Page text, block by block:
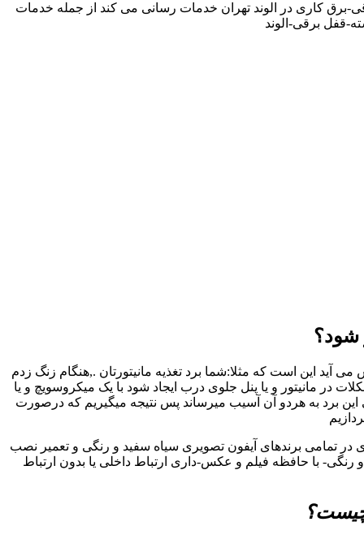
برق کاری در الوند تهران خدمات رسانی می کند از جمله خدمات
قفل برقی-الوند
شود؟
این است که مثلا:شما برد تغذیه مانیتورتان .,هنگام زنگ زدم
مانیتور و یا پنل جلوی درب ایجاد شود با یک میکروسویچ و یا
برد به هردو آن آسیب میرساند پس نتیجه میگیریم که درصورت
در تمامی برندهای آیفون تصویری سیاه سفید و رنگی و تعمیر نصب
با حافظه فیلم و عکس-داری ارتباط داخلی یا بدون ارتباط